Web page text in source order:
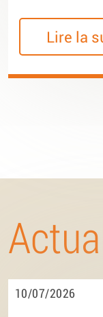
Lire la
10/07/2026